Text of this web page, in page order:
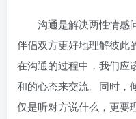
沟通是解决两性情感
伴侣双方更好地理解彼此
在沟通的过程中，我们应
和的心态来交流。同时，
仅是听对方说什么，更要